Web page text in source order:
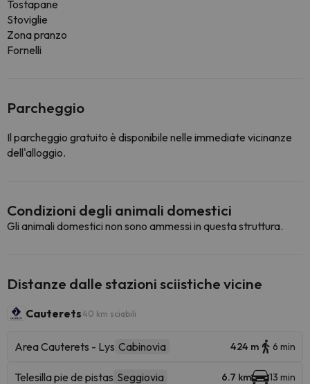
Tostapane
Stoviglie
Zona pranzo
Fornelli
Parcheggio
Il parcheggio gratuito è disponibile nelle immediate vicinanze
dell'alloggio.
Condizioni degli animali domestici
Gli animali domestici non sono ammessi in questa struttura.
Distanze dalle stazioni sciistiche vicine
Cauterets 40 km sciabili
Area Cauterets - Lys Cabinovia 424 m 6 min
Telesilla pie de pistas Seggiovia 6.7 km 13 min